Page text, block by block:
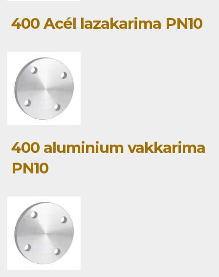
400 Acél lazakarima PN10
400 aluminium vakkarima
PN10